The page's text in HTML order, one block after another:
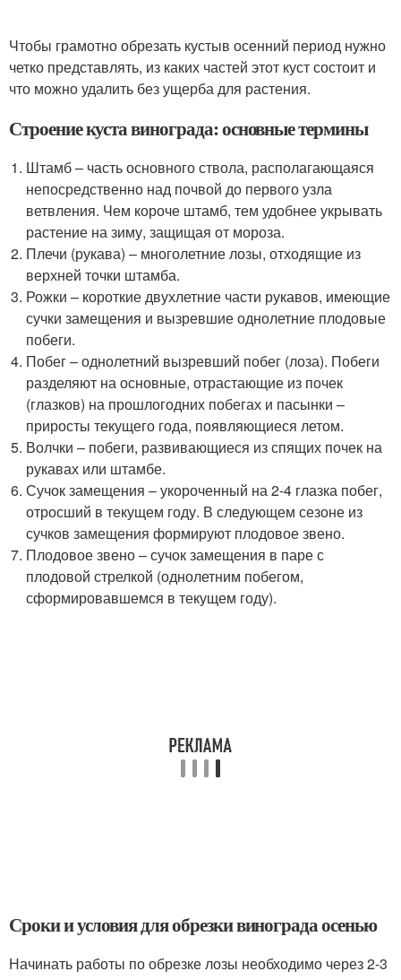
Чтобы грамотно обрезать кустыв осенний период нужно
четко представлять, из каких частей этот куст состоит и
что можно удалить без ущерба для растения.
Строение куста винограда: основные термины
Штамб – часть основного ствола, располагающаяся
непосредственно над почвой до первого узла
ветвления. Чем короче штамб, тем удобнее укрывать
растение на зиму, защищая от мороза.
Плечи (рукава) – многолетние лозы, отходящие из
верхней точки штамба.
Рожки – короткие двухлетние части рукавов, имеющие
сучки замещения и вызревшие однолетние плодовые
побеги.
Побег – однолетний вызревший побег (лоза). Побеги
разделяют на основные, отрастающие из почек
(глазков) на прошлогодних побегах и пасынки –
приросты текущего года, появляющиеся летом.
Волчки – побеги, развивающиеся из спящих почек на
рукавах или штамбе.
Сучок замещения – укороченный на 2-4 глазка побег,
отросший в текущем году. В следующем сезоне из
сучков замещения формируют плодовое звено.
Плодовое звено – сучок замещения в паре с
плодовой стрелкой (однолетним побегом,
сформировавшемся в текущем году).
Сроки и условия для обрезки винограда осенью
Начинать работы по обрезке лозы необходимо через 2-3